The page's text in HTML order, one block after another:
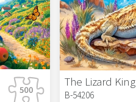
The Lizard King
B-54206